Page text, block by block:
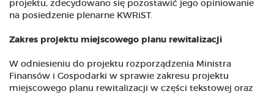
projektu, zdecydowano się pozostawić jego opiniowanie
na posiedzenie plenarne KWRiST.
Zakres projektu miejscowego planu rewitalizacji
W odniesieniu do projektu rozporządzenia Ministra
Finansów i Gospodarki w sprawie zakresu projektu
miejscowego planu rewitalizacji w części tekstowej oraz